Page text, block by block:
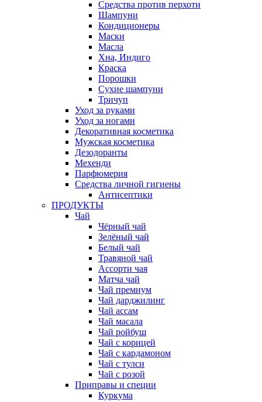
Средства против перхоти
Шампуни
Кондиционеры
Маски
Масла
Хна, Индиго
Краска
Порошки
Сухие шампуни
Тричуп
Уход за руками
Уход за ногами
Декоративная косметика
Мужская косметика
Дезодоранты
Мехенди
Парфюмерия
Средства личной гигиены
Антисептики
ПРОДУКТЫ
Чай
Чёрный чай
Зелёный чай
Белый чай
Травяной чай
Ассорти чая
Матча чай
Чай премиум
Чай дарджилинг
Чай ассам
Чай масала
Чай ройбуш
Чай с корицей
Чай с кардамоном
Чай с тулси
Чай с розой
Приправы и специи
Куркума